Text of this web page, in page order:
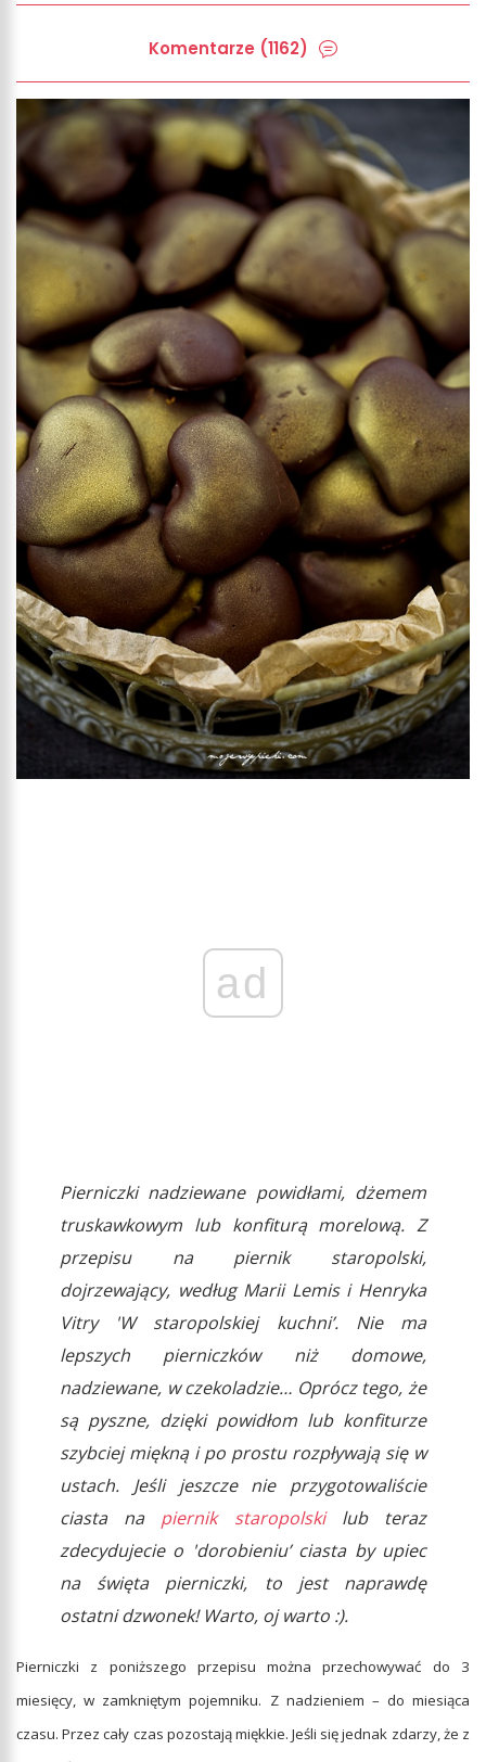
Komentarze (1162)
ad
Pierniczki nadziewane powidłami, dżemem
truskawkowym lub konfiturą morelową. Z
przepisu na piernik staropolski,
dojrzewający, według Marii Lemis i Henryka
Vitry 'W staropolskiej kuchni’. Nie ma
lepszych pierniczków niż domowe,
nadziewane, w czekoladzie… Oprócz tego, że
są pyszne, dzięki powidłom lub konfiturze
szybciej miękną i po prostu rozpływają się w
ustach. Jeśli jeszcze nie przygotowaliście
ciasta na piernik staropolskilub teraz
zdecydujecie o 'dorobieniu’ ciasta by upiec
na święta pierniczki, to jest naprawdę
ostatni dzwonek! Warto, oj warto :).
Pierniczki z poniższego przepisu można przechowywać do 3
miesięcy, w zamkniętym pojemniku. Z nadzieniem – do miesiąca
czasu. Przez cały czas pozostają miękkie. Jeśli się jednak zdarzy, że z